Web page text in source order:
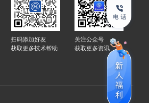
扫码添加好友
获取更多技术帮助
关注公众号
获取更多资讯